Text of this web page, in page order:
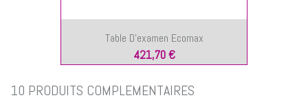
Table D'examen Ecomax
421,70 €
10 PRODUITS COMPLÉMENTAIRES